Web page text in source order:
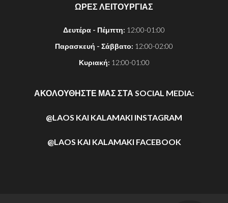
ΩΡΕΣ ΛΕΙΤΟΥΡΓΙΑΣ
Δευτέρα - Πέμπτη: 12:00-01:00
Παρασκευή - Σάββατο: 12:00-02:00
Κυριακή: 12:00-01:00
ΑΚΟΛΟΥΘΗΣΤΕ ΜΑΣ ΣΤΑ SOCIAL MEDIA:
@LAOS KAI KALAMAKI INSTAGRAM
@LAOS KAI KALAMAKI FACEBOOK